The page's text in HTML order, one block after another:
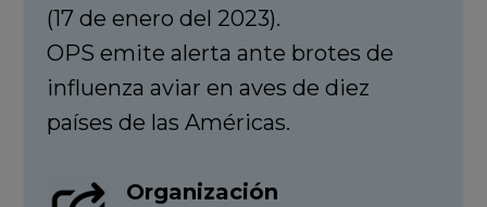
(17 de enero del 2023).
OPS emite alerta ante brotes de
influenza aviar en aves de diez
países de las Américas.
Organización